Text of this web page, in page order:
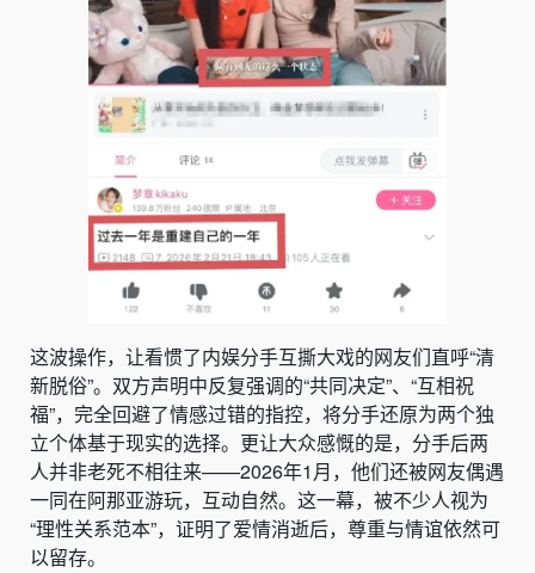
这波操作，让看惯了内娱分手互撕大戏的网友们直呼“清
新脱俗”。双方声明中反复强调的“共同决定”、“互相祝
福”，完全回避了情感过错的指控，将分手还原为两个独
立个体基于现实的选择。更让大众感慨的是，分手后两
人并非老死不相往来——2026年1月，他们还被网友偶遇
一同在阿那亚游玩，互动自然。这一幕，被不少人视为
“理性关系范本”，证明了爱情消逝后，尊重与情谊依然可
以留存。